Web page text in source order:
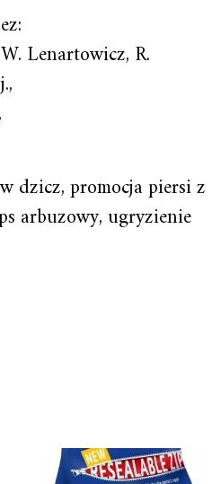
Lenartowicz, R.
dzicz, promocja piersi z
arbuzowy, ugryzienie